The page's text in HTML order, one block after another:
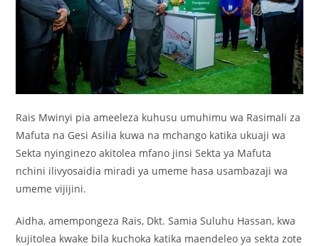
Rais Mwinyi pia ameeleza kuhusu umuhimu wa Rasimali za
Mafuta na Gesi Asilia kuwa na mchango katika ukuaji wa
Sekta nyinginezo akitolea mfano jinsi Sekta ya Mafuta
nchini ilivyosaidia miradi ya umeme hasa usambazaji wa
umeme vijijini.
Aidha, amempongeza Rais, Dkt. Samia Suluhu Hassan, kwa
kujitolea kwake bila kuchoka katika maendeleo ya sekta zote